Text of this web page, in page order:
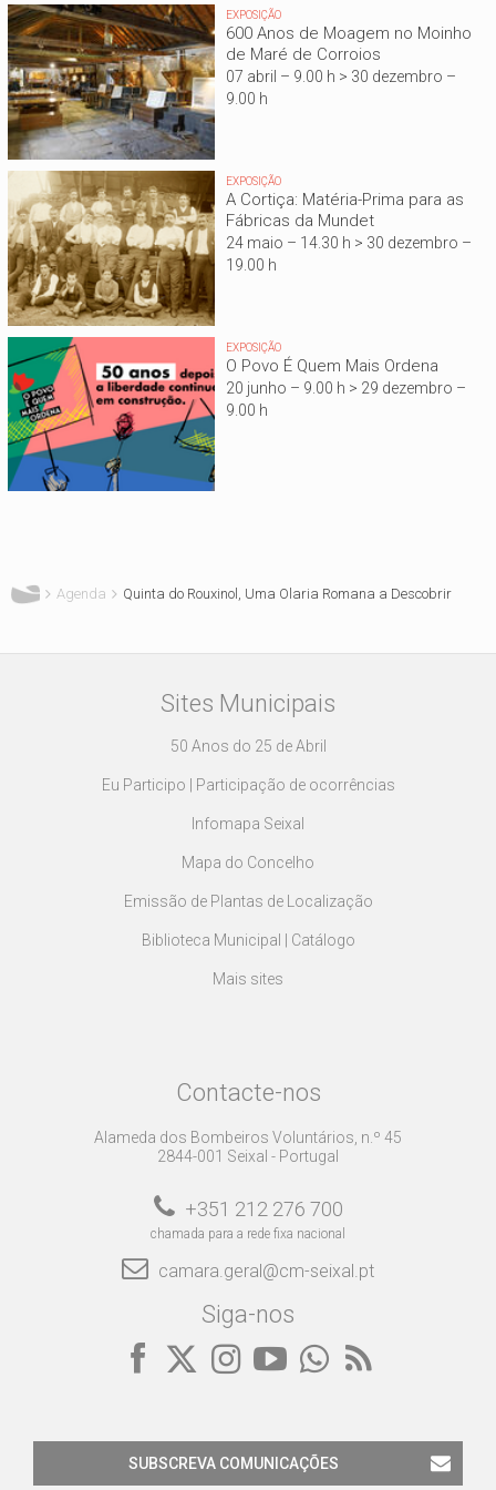
EXPOSIÇÃO
600 Anos de Moagem no Moinho
de Maré de Corroios
07 abril – 9.00 h > 30 dezembro –
9.00 h
EXPOSIÇÃO
A Cortiça: Matéria-Prima para as
Fábricas da Mundet
24 maio – 14.30 h > 30 dezembro –
19.00 h
EXPOSIÇÃO
O Povo É Quem Mais Ordena
20 junho – 9.00 h > 29 dezembro –
9.00 h
Agenda Quinta do Rouxinol, Uma Olaria Romana a Descobrir
Sites Municipais
50 Anos do 25 de Abril
Eu Participo | Participação de ocorrências
Infomapa Seixal
Mapa do Concelho
Emissão de Plantas de Localização
Biblioteca Municipal | Catálogo
Mais sites
Contacte-nos
Alameda dos Bombeiros Voluntários, n.º 45
2844-001 Seixal - Portugal
+351 212 276 700
chamada para a rede fixa nacional
camara.geral@cm-seixal.pt
Siga-nos
SUBSCREVA COMUNICAÇÕES